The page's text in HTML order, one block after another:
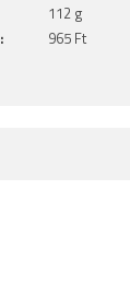
112 g
965 Ft